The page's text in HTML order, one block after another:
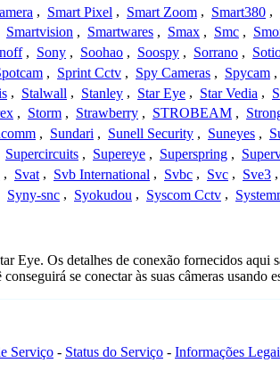
, Smart Pixel , Smart Zoom , Smart380 ,
Smartvision , Smartwares , Smax , Smc ,
, Sony , Soohao , Soospy , Sorrano ,
, Sprint Cctv , Spy Cameras , Spycam ,
, Stalwall , Stanley , Star Eye , Star Vedia ,
, Storm , Strawberry , STROBEAM ,
, Sundari , Sunell Security , Suneyes ,
Supercircuits , Supereye , Superspring ,
, Svat , Svb International , Svbc , Svc , Sve3 ,
Syny-snc , Syokudou , Syscom Cctv ,
Eye. Os detalhes de conexão fornecidos
se conectar às suas câmeras usando
Serviço - Status do Serviço - Informações